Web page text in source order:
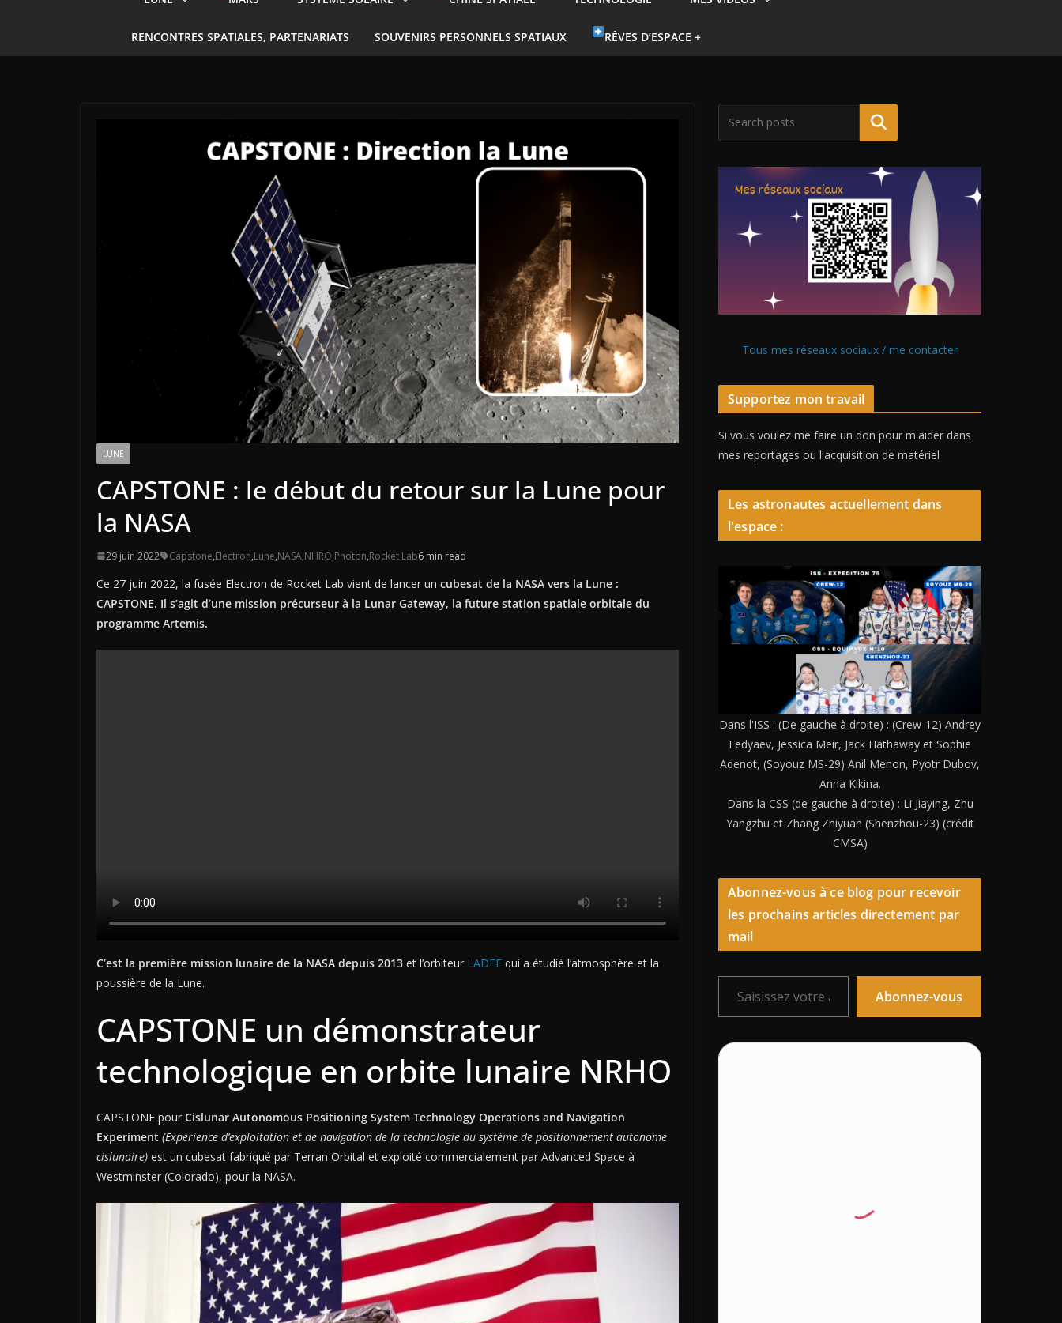
RENCONTRES SPATIALES, PARTENARIATS SOUVENIRS PERSONNELS SPATIAUX RÊVES D’ESPACE +
LUNE
CAPSTONE : le début du retour sur la Lune pour
la NASA
29 juin 2022 Capstone,Electron,Lune,NASA,NHRO,Photon,Rocket Lab6 min read
Ce 27 juin 2022, la fusée Electron de Rocket Lab vient de lancer un cubesat de la NASA vers la Lune :
CAPSTONE. Il s’agit d’une mission précurseur à la Lunar Gateway, la future station spatiale orbitale du
programme Artemis.
C’est la première mission lunaire de la NASA depuis 2013 et l’orbiteur LADEE qui a étudié l’atmosphère et la
poussière de la Lune.
CAPSTONE un démonstrateur
technologique en orbite lunaire NRHO
CAPSTONE pour Cislunar Autonomous Positioning System Technology Operations and Navigation
Experiment (Expérience d’exploitation et de navigation de la technologie du système de positionnement autonome
cislunaire) est un cubesat fabriqué par Terran Orbital et exploité commercialement par Advanced Space à
Westminster (Colorado), pour la NASA.
Tous mes réseaux sociaux / me contacter
Supportez mon travail
Si vous voulez me faire un don pour m'aider dans
mes reportages ou l'acquisition de matériel
Les astronautes actuellement dans
l'espace :
Dans l'ISS : (De gauche à droite) : (Crew-12) Andrey
Fedyaev, Jessica Meir, Jack Hathaway et Sophie
Adenot, (Soyouz MS-29) Anil Menon, Pyotr Dubov,
Anna Kikina.
Dans la CSS (de gauche à droite) : Li Jiaying, Zhu
Yangzhu et Zhang Zhiyuan (Shenzhou-23) (crédit
CMSA)
Abonnez-vous à ce blog pour recevoir
les prochains articles directement par
mail
Saisissez votre adresse e-mail…
Abonnez-vous